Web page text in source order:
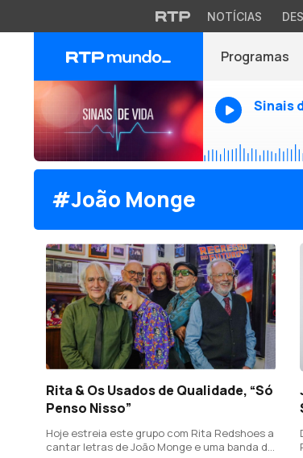
NOTÍCIAS
Programas
Sinais
#João Monge
Rita & Os Usados de Qualidade, “Só
Penso Nisso”
Hoje estreia este grupo com Rita Redshoes a
cantar letras de João Monge e uma banda de